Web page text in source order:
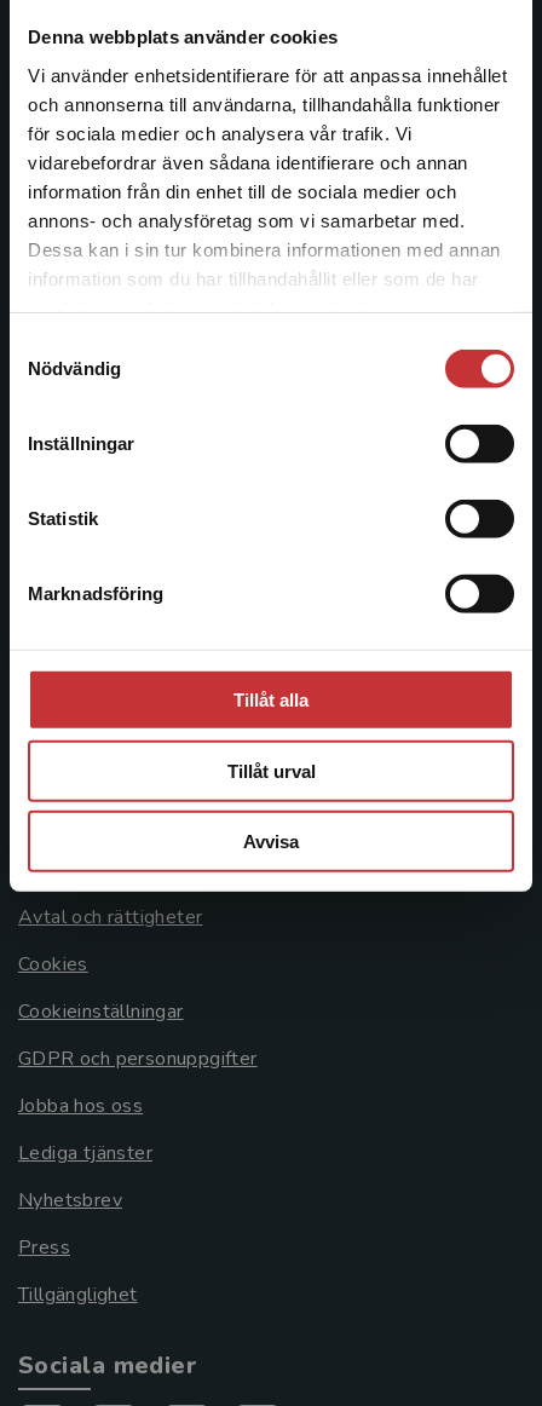
Denna webbplats använder cookies
Vi använder enhetsidentifierare för att anpassa innehållet
och annonserna till användarna, tillhandahålla funktioner
för sociala medier och analysera vår trafik. Vi
vidarebefordrar även sådana identifierare och annan
information från din enhet till de sociala medier och
annons- och analysföretag som vi samarbetar med.
Dessa kan i sin tur kombinera informationen med annan
information som du har tillhandahållit eller som de har
Nödvändig
Inställningar
Statistik
Marknadsföring
Tillåt alla
Tillåt urval
Avvisa
Begränsad fraktregion
Det verkar som att du besöker
studentlitteratur.se via en enhet utanför Sverige.
Vi erbjuder inte leveranser utanför Sverige. För
att kunna slutföra ett köp måste
längs hela kunskapsresan.
Kontakta oss
Kontakta oss
046-31 20 00
Postadress:
Box 141
221 00 Lund
Besöksadress:
046-31 21 00
Systemkrav
Allmänna länkar
Om oss
Avtal och rättigheter
Cookies
Cookieinställningar
GDPR och personuppgifter
Jobba hos oss
Lediga tjänster
Nyhetsbrev
Press
Tillgänglighet
Sociala medier